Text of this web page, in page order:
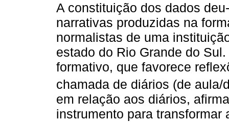
A constituição dos dados
narrativas produzidas na
normalistas de uma
estado do Rio Grande do
formativo, que favorece
chamada de diários (de
em relação aos diários,
instrumento para